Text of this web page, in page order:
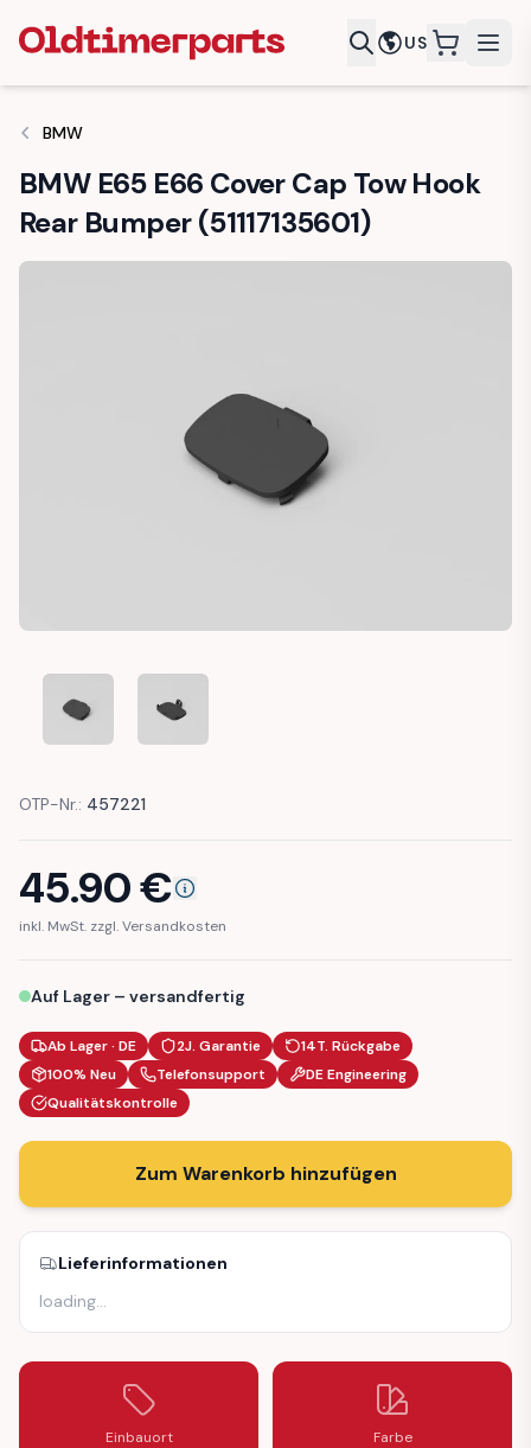
US
BMW
BMW E65 E66 Cover Cap Tow Hook
Rear Bumper (51117135601)
BMW E65 E66 COVER CAP TOW HOOK REAR BUMPER
BMW E65 E66 COVER CAP TOW HOOK REAR
OTP-Nr.: 457221
45.90€
inkl. MwSt. zzgl. Versandkosten
Auf Lager – versandfertig
Ab Lager · DE 2J. Garantie
14T. Rückgabe
100% Neu
Telefonsupport
DE Engineering
Qualitätskontrolle
Zum Warenkorb hinzufügen
Lieferinformationen
loading…
Einbauort Farbe